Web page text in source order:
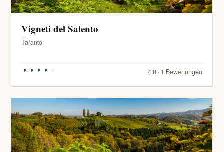
Vigneti del Salento
Taranto
4.0 · 1 Bewertungen